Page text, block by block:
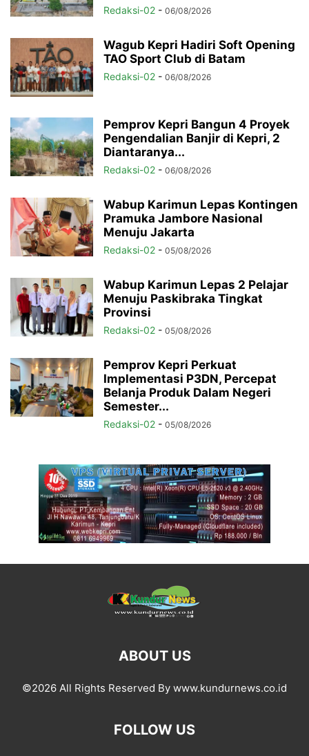
Redaksi-02 - 06/08/2026
Wagub Kepri Hadiri Soft Opening
TAO Sport Club di Batam
Redaksi-02 - 06/08/2026
Pemprov Kepri Bangun 4 Proyek
Pengendalian Banjir di Kepri, 2
Diantaranya...
Redaksi-02 - 06/08/2026
Wabup Karimun Lepas Kontingen
Pramuka Jambore Nasional
Menuju Jakarta
Redaksi-02 - 05/08/2026
Wabup Karimun Lepas 2 Pelajar
Menuju Paskibraka Tingkat
Provinsi
Redaksi-02 - 05/08/2026
Pemprov Kepri Perkuat
Implementasi P3DN, Percepat
Belanja Produk Dalam Negeri
Semester...
Redaksi-02 - 05/08/2026
ABOUT US
©2026 All Rights Reserved By www.kundurnews.co.id
FOLLOW US